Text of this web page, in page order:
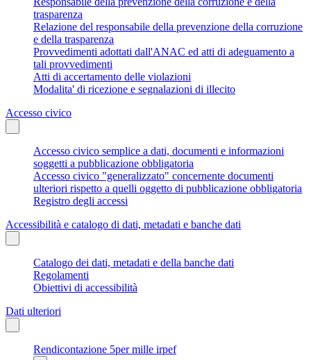
trasparenza
Relazione del responsabile della prevenzione della corruzione
e della trasparenza
Provvedimenti adottati dall'ANAC ed atti di adeguamento a
tali provvedimenti
Atti di accertamento delle violazioni
Modalita' di ricezione e segnalazioni di illecito
Accesso civico
Accesso civico semplice a dati, documenti e informazioni
soggetti a pubblicazione obbligatoria
Accesso civico "generalizzato" concernente documenti
ulteriori rispetto a quelli oggetto di pubblicazione obbligatoria
Registro degli accessi
Accessibilità e catalogo di dati, metadati e banche dati
Catalogo dei dati, metadati e della banche dati
Regolamenti
Obiettivi di accessibilità
Dati ulteriori
Rendicontazione 5per mille irpef